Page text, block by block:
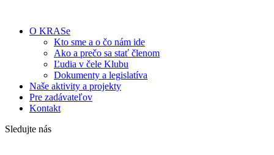
O KRASe
Kto sme a o čo nám ide
Ako a prečo sa stať členom
Ľudia v čele Klubu
Dokumenty a legislatíva
Naše aktivity a projekty
Pre zadávateľov
Kontakt
Sledujte nás